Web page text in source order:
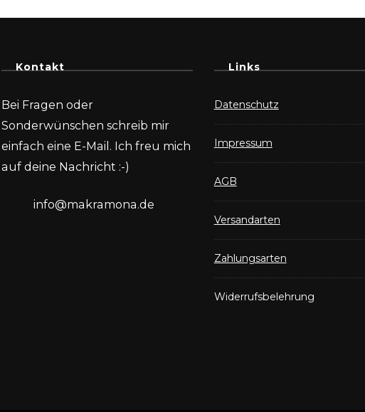
Kontakt
Bei Fragen oder
Sonderwünschen schreib mir
einfach eine E-Mail. Ich freu mich
auf deine Nachricht :-)
info@makramona.de
Links
Datenschutz
Impressum
AGB
Versandarten
Zahlungsarten
Widerrufsbelehrung